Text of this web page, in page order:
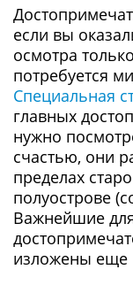
если вы
осмотра
потребуется
Специальная
главных
нужно
счастью, они
пределах
полуострове
Важнейшие
изложены еще